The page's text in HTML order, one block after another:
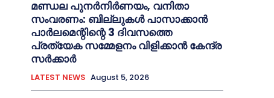
മണ്ഡല പുനര്‍നിര്‍ണയം, വനിതാ
സംവരണം: ബില്ലുകള്‍ പാസാക്കാൻ
പാര്‍ലമെന്റിന്റെ 3 ദിവസത്തെ
പ്രത്യേക സമ്മേളനം വിളിക്കാൻ കേന്ദ്ര
സര്‍ക്കാര്‍
LATEST NEWS August 5, 2026